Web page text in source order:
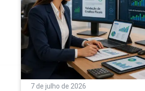
7 de julho de 2026